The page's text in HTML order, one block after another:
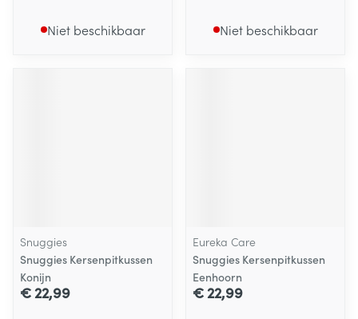
Niet beschikbaar Niet beschikbaar
Snuggies
Snuggies Kersenpitkussen
Konijn
€ 22,99
Eureka Care
Snuggies Kersenpitkussen
Eenhoorn
€ 22,99